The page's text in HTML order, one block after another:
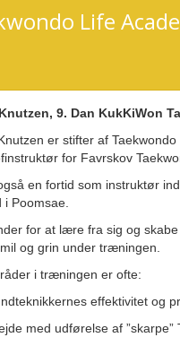
9. Dan KukKiWon
er stifter af
for Favrskov
en fortid som instruktør
i Poomsae.
for at lære fra sig og
og grin under træningen.
i træningen er ofte:
effektivitet og
med udførelse af ”skarpe”